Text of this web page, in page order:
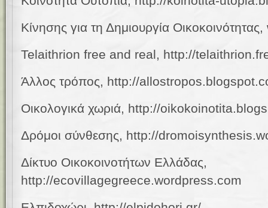
Κίνησης για τη Δημιουργία
Telaithrion free and real, http://
Άλλος τρόπος, http://
Οικολογικά χωριά, http://
Δρόμοι σύνθεσης, http://
Δίκτυο Οικοκοινοτήτων Ελλάδας,
http://ecovillagegreece.wordpress.com